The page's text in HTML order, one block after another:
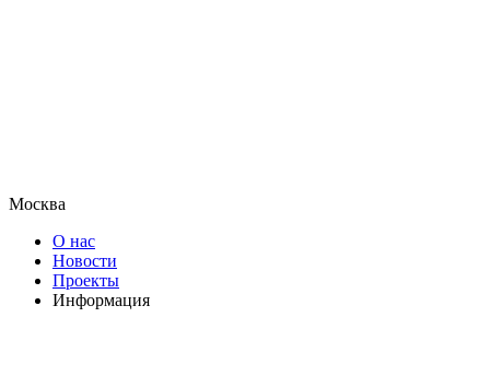
Москва
О нас
Новости
Проекты
Информация